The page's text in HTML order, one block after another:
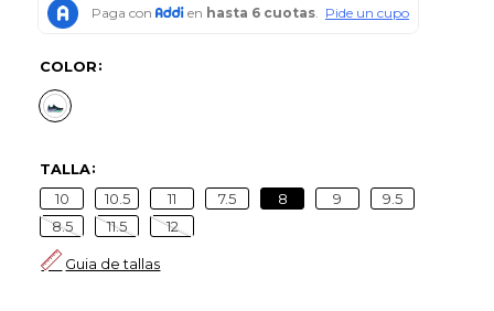
COLOR
TALLA
10 10.5 11 7.5 8 9
9.5
8.5
11.5 12
Guia de tallas